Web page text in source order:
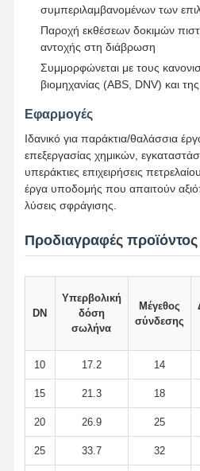
Αρχική
Σελίδα
Προϊόντα
Γύρος
Εργοστασίων
Ποιοτικός
Έλεγχος
Όλες Οι
Περιπτώσεις
Τεχνουργήματα για σωλήνες
Τεχνουργήματα για σωλήνες
Φλάντζες ανοξείδωτου
συμπεριλαμβανομένων των
Παροχή εκθέσεων δοκιμών
αντοχής στη διάβρωση
Συμμορφώνεται με τους
βιομηχανίας (ABS, DNV) και
Εφαρμογές
Ιδανικό για παράκτια/θαλάσσια
επεξεργασίας χημικών,
υπεράκτιες επιχειρήσεις
έργα υποδομής που απαιτούν
λύσεις σφράγισης.
Προδιαγραφές προϊόντος
DN
Υπερβολική
δόση
σωλήνα
Μέγεθος
σύνδεσης
10 17.2 14
15 21.3 18
20 26.9 25
25 33.7 32